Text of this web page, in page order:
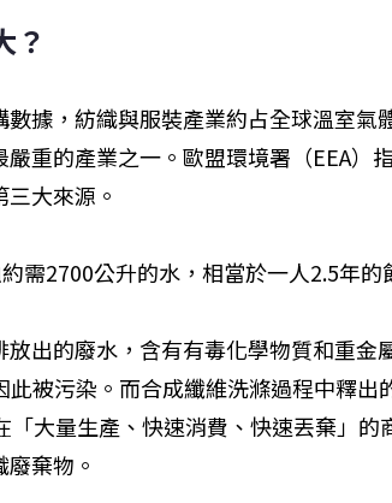
？
據，紡織與服裝產業約占全球溫室氣
重的產業之一。歐盟環境署（EEA）
大來源。
需2700公升的水，相當於一人2.5年的
出的廢水，含有有毒化學物質和重金
被污染。而合成纖維洗滌過程中釋出
「大量生產、快速消費、快速丟棄」的
棄物。